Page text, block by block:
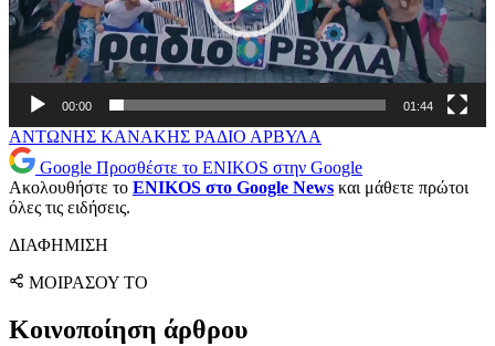
00:00 01:44
ΑΝΤΩΝΗΣ ΚΑΝΑΚΗΣ ΡΑΔΙΟ ΑΡΒΥΛΑ
Google Προσθέστε το ENIKOS στην Google
Ακολουθήστε το ENIKOS στο Google News και μάθετε πρώτοι
όλες τις ειδήσεις.
ΔΙΑΦΗΜΙΣΗ
ΜΟΙΡΑΣΟΥ ΤΟ
Κοινοποίηση άρθρου